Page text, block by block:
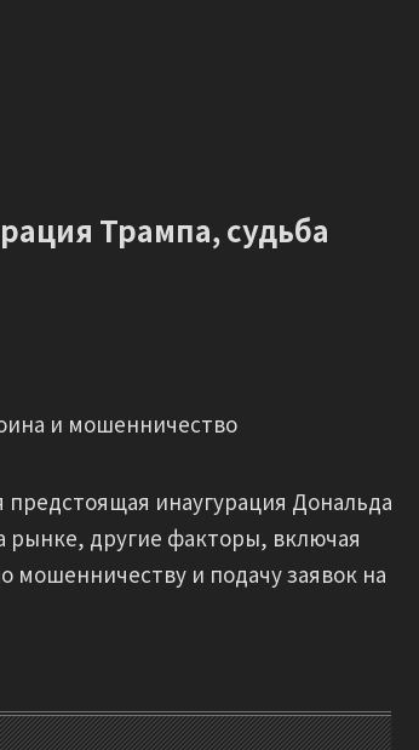
Трампа, судьба
и мошенничество
инаугурация Дональда
рынке, другие факторы, включая
и подачу заявок на